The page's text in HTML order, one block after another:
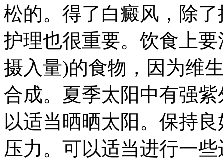
松的。得了白癜风，除
护理也很重要。饮食上
摄入量)的食物，因为维
合成。夏季太阳中有强
以适当晒晒太阳。保持
压力。可以适当进行一